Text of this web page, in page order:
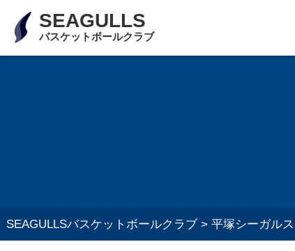
SEAGULLS
バスケットボールクラブ
SEAGULLSバスケットボールクラブ> 平塚シーガルス